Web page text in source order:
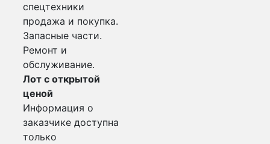
спецтехники
продажа и покупка.
Запасные части.
Ремонт и
обслуживание.
Лот с открытой
ценой
Информация о
заказчике доступна
только